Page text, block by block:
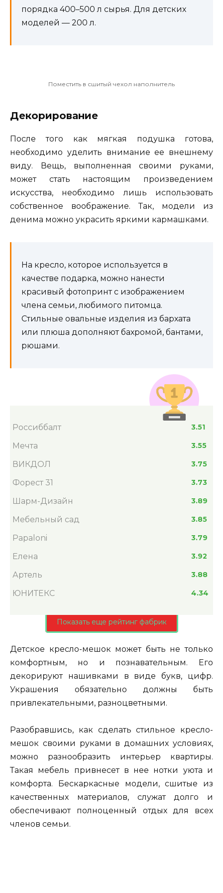
порядка 400–500 л сырья. Для детских
моделей — 200 л.
Поместить в сшитый чехол наполнитель
Декорирование
После того как мягкая подушка готова,
необходимо уделить внимание ее внешнему
виду. Вещь, выполненная своими руками,
может стать настоящим произведением
искусства, необходимо лишь использовать
собственное воображение. Так, модели из
денима можно украсить яркими кармашками.
На кресло, которое используется в
качестве подарка, можно нанести
красивый фотопринт с изображением
члена семьи, любимого питомца.
Стильные овальные изделия из бархата
или плюша дополняют бахромой, бантами,
рюшами.
Россиббалт 3.51
Мечта 3.55
ВИКДОЛ 3.75
Форест 31 3.73
Шарм-Дизайн 3.89
Мебельный сад 3.85
Papaloni 3.79
Елена 3.92
Артель 3.88
ЮНИТЕКС 4.34
Показать еще рейтинг фабрик
Детское кресло-мешок может быть не только
комфортным, но и познавательным. Его
декорируют нашивками в виде букв, цифр.
Украшения обязательно должны быть
привлекательными, разноцветными.
Разобравшись, как сделать стильное кресло-
мешок своими руками в домашних условиях,
можно разнообразить интерьер квартиры.
Такая мебель привнесет в нее нотки уюта и
комфорта. Бескаркасные модели, сшитые из
качественных материалов, служат долго и
обеспечивают полноценный отдых для всех
членов семьи.